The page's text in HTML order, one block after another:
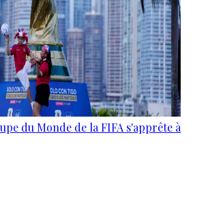
du Monde de la FIFA s'apprête à